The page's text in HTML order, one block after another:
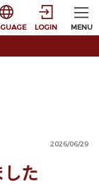
すると言語の切
LOGIN MENU
2026/06/29
た